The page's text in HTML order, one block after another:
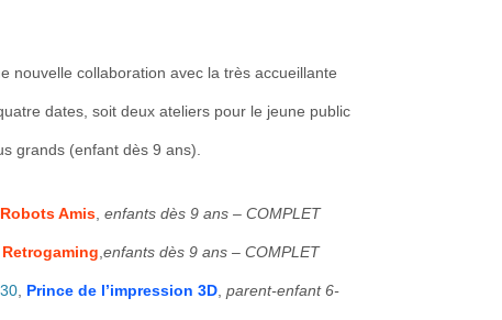
nouvelle collaboration avec la très accueillante
dates, soit deux ateliers pour le jeune public
grands (enfant dès 9 ans).
Robots Amis enfants dès 9 ans – COMPLET
Retrogaming enfants dès 9 ans – COMPLET
Prince de l’impression 3D parent-enfant 6-